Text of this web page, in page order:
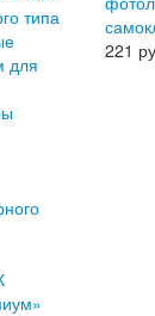
типа
для
221